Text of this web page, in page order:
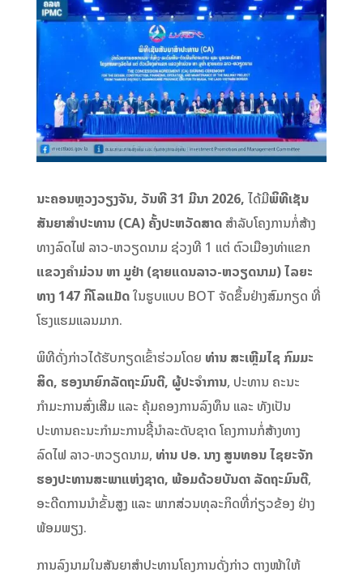
ນະຄອນຫຼວງວຽງຈັນ, ວັນທີ 31 ມີນາ 2026,ໄດ້ມີພິທີເຊັນ
ສັນຍາສຳປະທານ (CA) ຄັ້ງປະຫວັດສາດສຳລັບໂຄງການກໍ່ສ້າງ
ທາງລົດໄຟ ລາວ-ຫວຽດນາມ ຊ່ວງທີ 1 ແຕ່ ຕົວເມືອງທ່າແຂກ
ແຂວງຄໍາມ່ວນ ຫາ ມູຢ່າ (ຊາຍແດນລາວ-ຫວຽດນາມ) ໄລຍະ
ທາງ 147 ກິໂລແມັດໃນຮູບແບບ BOT ຈັດຂຶ້ນຢ່າງສົມກຽດ ທີ່
ໂຮງແຮມແລນມາກ.
ພິທີດັ່ງກ່າວໄດ້ຮັບກຽດເຂົ້າຮ່ວມໂດຍ ທ່ານ ສະເຫຼີມໄຊ ກົມມະ
ສິດ, ຮອງນາຍົກລັດຖະມົນຕີ, ຜູ້ປະຈຳການ, ປະທານ ຄະນະ
ກຳມະການສົ່ງເສີມ ແລະ ຄຸ້ມຄອງການລົງທຶນ ແລະ ທັງເປັນ
ປະທານຄະນະກຳມະການຊີ້ນຳລະດັບຊາດ ໂຄງການກໍ່ສ້າງທາງ
ລົດໄຟ ລາວ-ຫວຽດນາມ, ທ່ານ ປອ. ນາງ ສູນທອນ ໄຊຍະຈັກ
ຮອງປະທານສະພາແຫ່ງຊາດ, ພ້ອມດ້ວຍບັນດາ ລັດຖະມົນຕີ,
ອະດີດການນຳຂັ້ນສູງ ແລະ ພາກສ່ວນທຸລະກິດທີ່ກ່ຽວຂ້ອງ ຢ່າງ
ພ້ອມພຽງ.
ການລົງນາມໃນສັນຍາສຳປະທານໂຄງການດັ່ງກ່າວ ຕາງໜ້າໃຫ້